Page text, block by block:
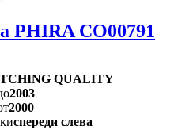
PHIRA CO00791
QUALITY
2003
2000
спереди слева